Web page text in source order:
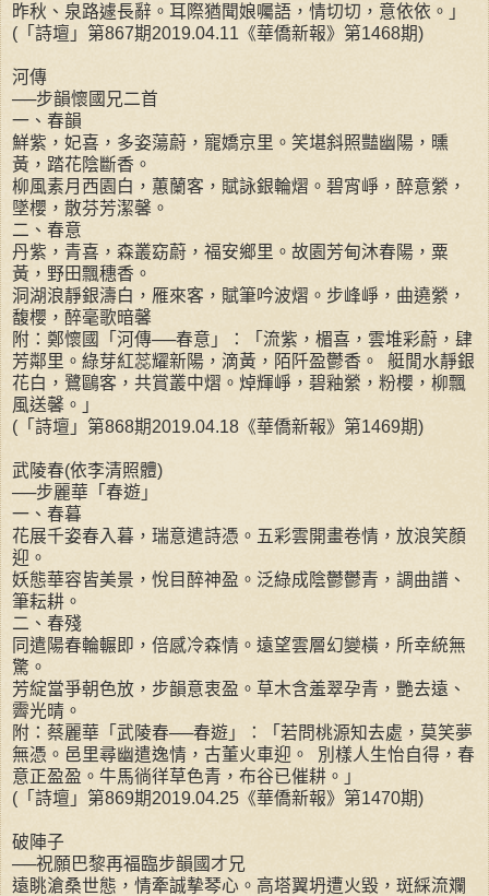
昨秋、泉路遽長辭。耳際猶聞娘囑語，情切切，意依依。」
(「詩壇」第867期2019.04.11《華僑新報》第1468期)
河傳
──步韻懷國兄二首
一、春韻
鮮紫，妃喜，多姿蕩蔚，寵嬌京里。笑堪斜照豔幽陽，曛
黃，踏花陰斷香。
柳風素月西園白，蕙蘭客，賦詠銀輪熠。碧宵崢，醉意縈，
墜櫻，散芬芳潔馨。
二、春意
丹紫，青喜，森叢窈蔚，福安鄉里。故園芳甸沐春陽，粟
黃，野田飄穗香。
洞湖浪靜銀濤白，雁來客，賦筆吟波熠。步峰崢，曲遶縈，
馥櫻，醉毫歌暗馨
附：鄭懷國「河傳──春意」：「流紫，楣喜，雲堆彩蔚，肆
芳鄰里。綠芽紅蕊耀新陽，滴黃，陌阡盈鬱香。 艇閒水靜銀
花白，鷺鷗客，共賞叢中熠。焯輝崢，碧釉縈，粉櫻，柳飄
風送馨。」
(「詩壇」第868期2019.04.18《華僑新報》第1469期)
武陵春(依李清照體)
──步麗華「春遊」
一、春暮
花展千姿春入暮，瑞意遣詩憑。五彩雲開畫卷情，放浪笑顏
迎。
妖態華容皆美景，悅目醉神盈。泛綠成陰鬱鬱青，調曲譜、
筆耘耕。
二、春殘
同遣陽春輪輾即，倍感冷森情。遠望雲層幻變橫，所幸統無
驚。
芳綻當爭朝色放，步韻意衷盈。草木含羞翠孕青，艷去遠、
霽光晴。
附：蔡麗華「武陵春──春遊」：「若問桃源知去處，莫笑夢
無憑。邑里尋幽遣逸情，古董火車迎。 別樣人生怡自得，春
意正盈盈。牛馬徜徉草色青，布谷已催耕。」
(「詩壇」第869期2019.04.25《華僑新報》第1470期)
破陣子
──祝願巴黎再福臨步韻國才兄
遠眺滄桑世態，情牽誠摰琴心。高塔翼坍遭火毀，斑綵流斕